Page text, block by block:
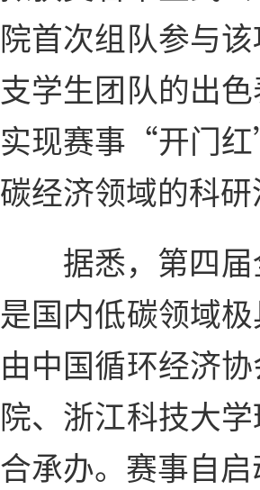
院首次组队参与
支学生团队的出
实现赛事“开门
碳经济领域的科研
据悉，第四
是国内低碳领域
由中国循环经济
院、浙江科技大
合承办。赛事自